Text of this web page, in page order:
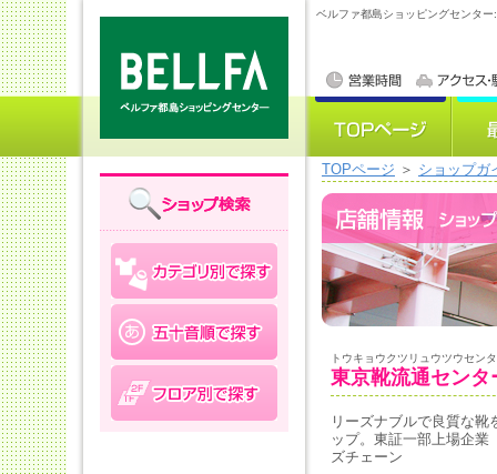
ベルファ都島ショッピングセンタ
TOPページ ＞ ショップガ
トウキョウクツリュウツウセン
東京靴流通センタ
リーズナブルで良質な
ップ。東証一部上場企
ズチェーン